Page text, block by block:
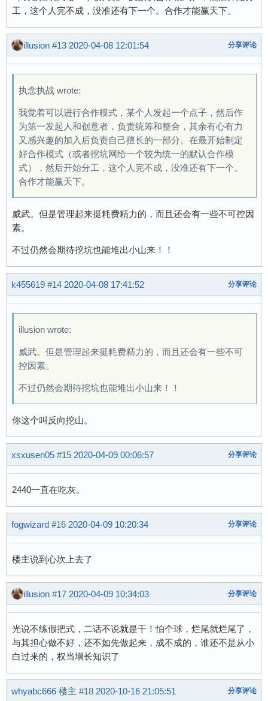
工，这个人完不成，没准还有下一个。合作才能赢天下。
illusion #13 2020-04-08 12:01:54 分享评论
执念执战 wrote:
我觉着可以进行合作模式，某个人发起一个点子，然后作
为第一发起人和创意者，负责统筹和整合，其余有心有力
又感兴趣的加入后负责自己擅长的一部分。在最开始制定
好合作模式（或者挖坑网给一个较为统一的默认合作模
式），然后开始分工，这个人完不成，没准还有下一个。
合作才能赢天下。
威武。但是管理起来挺耗费精力的，而且还会有一些不可控因
素。
不过仍然会期待挖坑也能堆出小山来！！
k455619 #14 2020-04-08 17:41:52 分享评论
illusion wrote:
威武。但是管理起来挺耗费精力的，而且还会有一些不可
控因素。
不过仍然会期待挖坑也能堆出小山来！！
你这个叫反向挖山。
xsxusen05 #15 2020-04-09 00:06:57 分享评论
2440一直在吃灰。
fogwizard #16 2020-04-09 10:20:34 分享评论
楼主说到心坎上去了
illusion #17 2020-04-09 10:34:03 分享评论
光说不练假把式，二话不说就是干！怕个球，烂尾就烂尾了，
与其担心做不好，还不如先做起来，成不成的，谁还不是从小
白过来的，权当增长知识了
whyabc666 楼主 #18 2020-10-16 21:05:51 分享评论